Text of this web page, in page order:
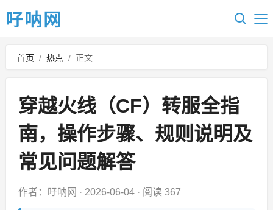
吇呐网
首页 / 热点 / 正文
穿越火线（CF）转服全指
南，操作步骤、规则说明及
常见问题解答
作者：吇呐网 · 2026-06-04· 阅读 367